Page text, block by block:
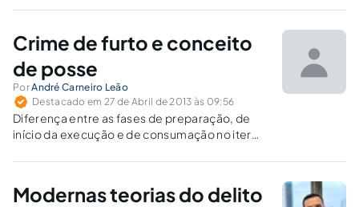
dedicaram ao tema.
Crime de furto e conceito
de posse
PorAndré Carneiro Leão
Destacado em 27 de Abril de 2013 às 09:56
Diferença entre as fases de preparação, de
início da execução e de consumação no iter
de furto.
Modernas teorias do delito